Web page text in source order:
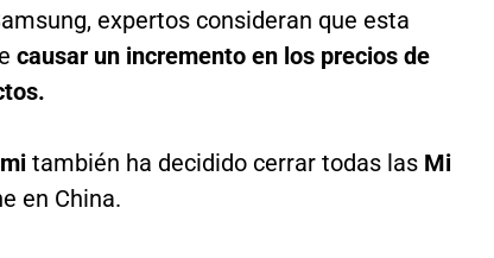
expertos consideran que esta
causar un incremento en los precios de
también ha decidido cerrar todas las Mi
en China.